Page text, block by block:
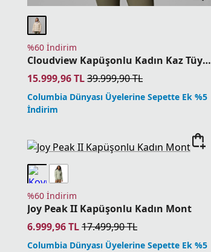
%60 İndirim
Cloudview Kapüşonlu Kadın Kaz Tüyü Mont
15.999,96TL39.999,90TL
Columbia Dünyası Üyelerine Sepette Ek %5
İndirim
%60 İndirim
Joy Peak II Kapüşonlu Kadın Mont
6.999,96TL17.499,90TL
Columbia Dünyası Üyelerine Sepette Ek %5